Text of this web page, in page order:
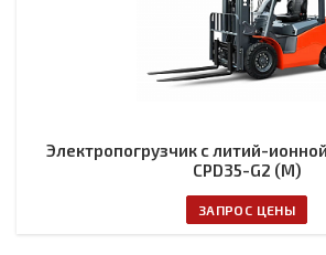
Электропогрузчик с литий-
CPD35-G2 (M)
ЗАПРОС ЦЕНЫ